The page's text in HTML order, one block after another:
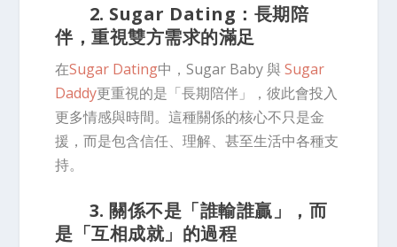
2. Sugar Dating：長期陪
伴，重視雙方需求的滿足
在Sugar Dating中，Sugar Baby 與Sugar
Daddy更重視的是「長期陪伴」，彼此會投入
更多情感與時間。這種關係的核心不只是金
援，而是包含信任、理解、甚至生活中各種支
持。
3. 關係不是「誰輸誰贏」，而
是「互相成就」的過程